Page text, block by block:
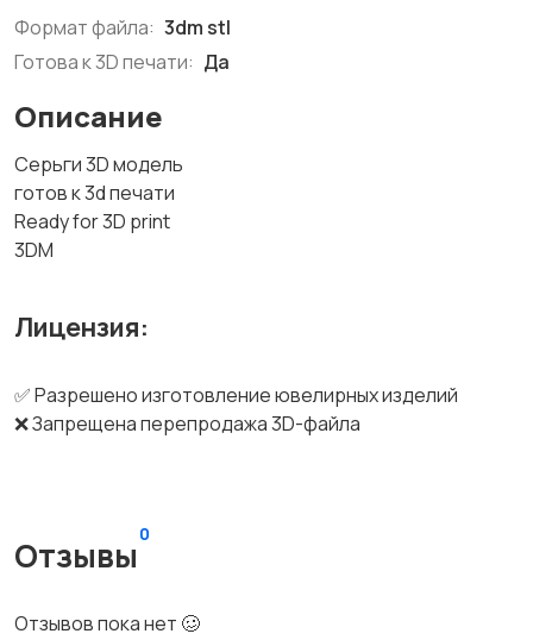
Формат файла: 3dm stl
Готова к 3D печати: Да
Описание
Серьги 3D модель
готов к 3d печати
Ready for 3D print
3DM
Лицензия:
✅ Разрешено изготовление ювелирных изделий
❌ Запрещена перепродажа 3D-файла
Отзывы
0
Отзывов пока нет 🥴